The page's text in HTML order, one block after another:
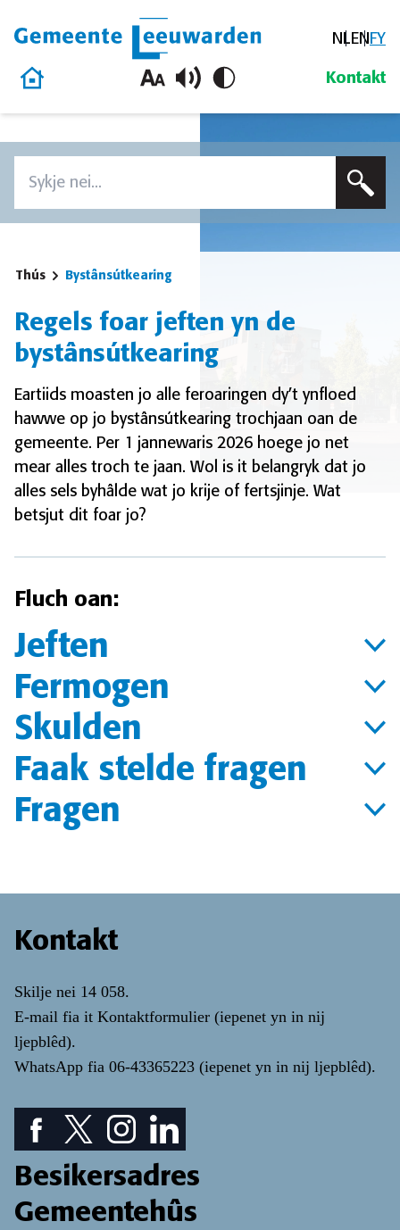
Gemeente Leeuwarden NLENFY
Thús
Kontakt
Thús Bystânsútkearing
Regels foar jeften yn de
bystânsútkearing
Eartiids moasten jo alle feroaringen dy’t ynfloed
hawwe op jo bystânsútkearing trochjaan oan de
gemeente. Per 1 jannewaris 2026 hoege jo net
mear alles troch te jaan. Wol is it belangryk dat jo
alles sels byhâlde wat jo krije of fertsjinje. Wat
betsjut dit foar jo?
Fluch oan:
Jeften
Fermogen
Skulden
Faak stelde fragen
Fragen
Kontakt
Skilje nei 14 058.
E-mail fia it Kontaktformulier (iepenet yn in nij
ljepblêd).
WhatsApp fia 06-43365223 (iepenet yn in nij ljepblêd).
Facebook piktogram: sjoch ús Facebook pagina
Twitter piktogram: sjoch ús Twitter pagina
Instagram ikoan: Besjoch ús Instagram
LinkedIn ikoan: besjoch ús LinkedIn
Besikersadres
Gemeentehûs